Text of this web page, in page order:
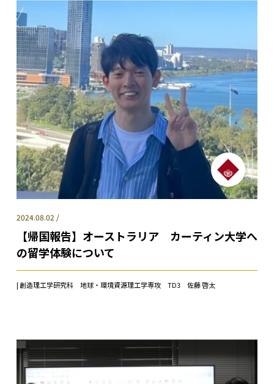
2024.08.02 /
【帰国報告】オーストラリア カーティン大学へ
の留学体験について
| 創造理工学研究科 地球・環境資源理工学専攻 TD3 佐藤 啓太